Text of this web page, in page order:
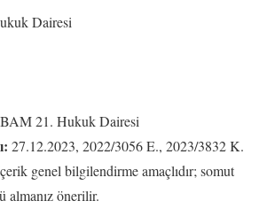
Dairesi
21. Hukuk Dairesi
27.12.2023, 2022/3056 E., 2023/3832 K.
genel bilgilendirme amaçlıdır; somut
almanız önerilir.